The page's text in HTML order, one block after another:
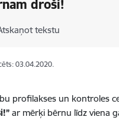
droši!
tekstu
03.04.2020.
profilakses un kontroles
ar mērķi bērnu līdz viena